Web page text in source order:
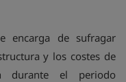
encarga de sufragar
y los costes de
durante el periodo